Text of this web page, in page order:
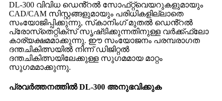
DL-300 വിവിധ ഡെൻ്റൽ സോഫ്‌റ്റ്‌വെയറുകളുമായും
CAD/CAM സിസ്റ്റങ്ങളുമായും പരിധികളില്ലാതെ
സംയോജിപ്പിക്കുന്നു, സ്‌കാനിംഗ് മുതൽ ഡെൻ്റൽ
പ്രോസ്‌തെറ്റിക്‌സ് സൃഷ്‌ടിക്കുന്നതിനുള്ള വർക്ക്ഫ്ലോ
കാര്യക്ഷമമാക്കുന്നു. ഈ സംയോജനം പരമ്പരാഗത
ദന്തചികിത്സയിൽ നിന്ന് ഡിജിറ്റൽ
ദന്തചികിത്സയിലേക്കുള്ള സുഗമമായ മാറ്റം
സുഗമമാക്കുന്നു.
പ്രവർത്തനത്തിൽ DL-300 അനുഭവിക്കുക